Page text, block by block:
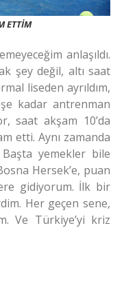
ETTİM
anlaşıldı.
şey değil, altı saat
liseden ayrıldım,
kadar antrenman
saat akşam 10’da
etti. Aynı zamanda
yemekler bile
Hersek’e, puan
gidiyorum. İlk bir
Her geçen sene,
Ve Türkiye’yi kriz